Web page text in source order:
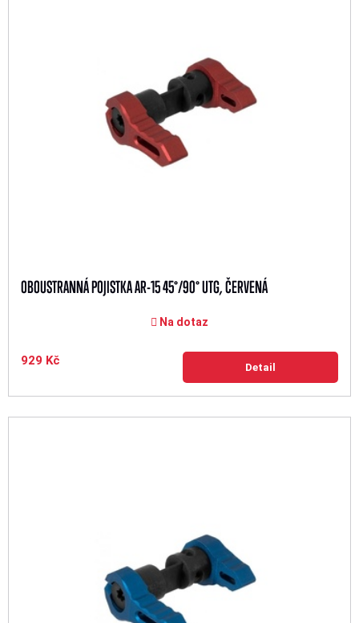
OBOUSTRANNÁ POJISTKA AR-15 45°/90° UTG, ČERVENÁ
Na dotaz
929 Kč Detail